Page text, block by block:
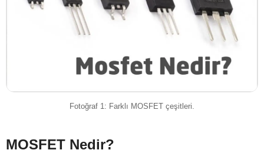
Fotoğraf 1: Farklı MOSFET çeşitleri.
MOSFET Nedir?